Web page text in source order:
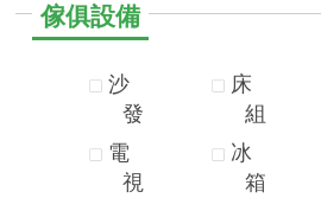
傢俱設備
沙
發
電
視
床
組
冰
箱